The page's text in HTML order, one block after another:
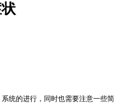
统的进行，同时也需要注意一些简